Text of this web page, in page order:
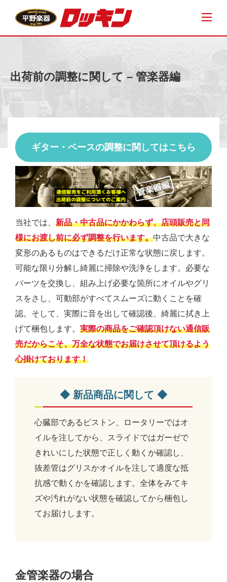
出荷前の調整に関して – 管楽器編
ギター・ベースの調整に関してはこちら
当社では、 新品・中古品にかかわらず、店頭販売と同
様にお渡し前に必ず調整を行います。中古品で大きな
変形のあるものはできるだけ正常な状態に戻します。
可能な限り分解し綺麗に掃除や洗浄をします。必要な
パーツを交換し、組み上げ必要な箇所にオイルやグリ
スをさし、可動部がすべてスムーズに動くことを確
認。そして、実際に音を出して確認後、綺麗に拭き上
げて梱包します。 実際の商品をご確認頂けない通信販
売だからこそ、万全な状態でお届けさせて頂けるよう
心掛けております！
◆ 新品商品に関して ◆
心臓部であるピストン、ロータリーではオ
イルを注してから、スライドではガーゼで
きれいにした状態で正しく動くか確認し、
抜差管はグリスかオイルを注して適度な抵
抗感で動くかを確認します。全体をみてキ
ズや汚れがない状態を確認してから梱包し
てお届けします。
金管楽器の場合